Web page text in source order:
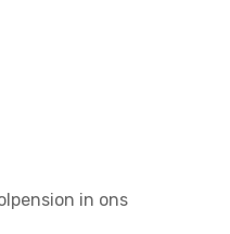
in ons